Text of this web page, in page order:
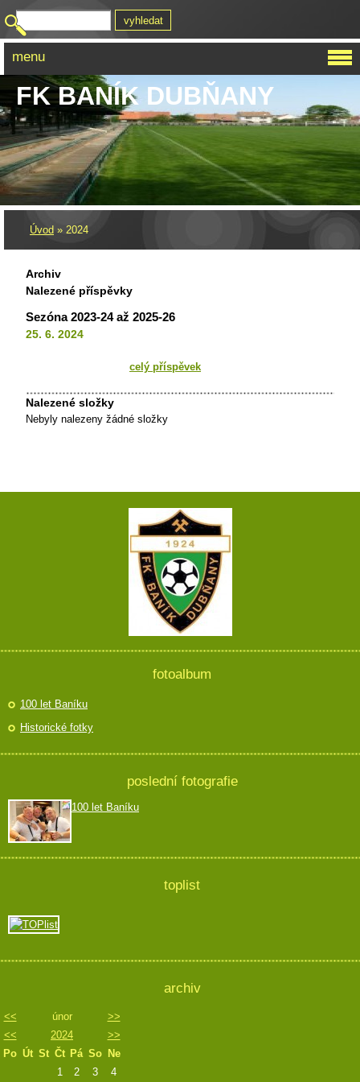
FK BANÍK DUBŇANY
Úvod » 2024
Archiv
Nalezené příspěvky
Sezóna 2023-24 až 2025-26
25. 6. 2024
celý příspěvek
Nalezené složky
Nebyly nalezeny žádné složky
menu
fotoalbum
100 let Baníku
Historické fotky
poslední fotografie
100 let Baníku
toplist
archiv
<< únor
>>
<<
2024
>>
Po Út St Čt Pá So
Ne
1
2 3 4